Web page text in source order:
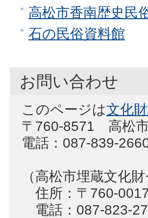
高松市香南歴史民
石の民俗資料館
お問い合わせ
このページは文化
〒760-8571 高松
電話：087-839-
（高松市埋蔵文化財
住所：〒760-
電話：087-823-